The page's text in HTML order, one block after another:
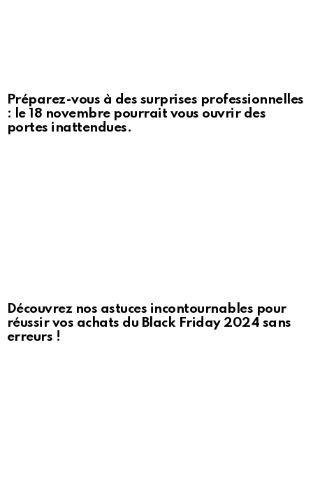
Préparez-vous à des surprises professionnelles
: le 18 novembre pourrait vous ouvrir des
portes inattendues.
Découvrez nos astuces incontournables pour
réussir vos achats du Black Friday 2024 sans
erreurs !